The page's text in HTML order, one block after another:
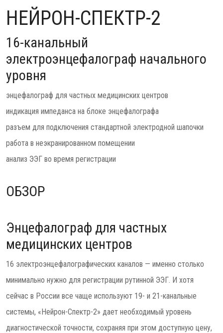
НЕЙРОН-СПЕКТР-2
16-канальный
электроэнцефалограф начального
уровня
энцефалограф для частных медицинских центров
индикация импеданса на блоке энцефалографа
разъем для подключения стандартной электродной шапочки
работа в неэкранированном помещении
анализ ЭЭГ во время регистрации
ОБЗОР
Энцефалограф для частных
медицинских центров
16 электроэнцефалографических каналов — именно столько
минимально нужно для регистрации рутинной ЭЭГ. И хотя
сейчас в России все чаще используют 19- и 21-канальные
системы, «Нейрон-Спектр-2» дает необходимый уровень
диагностической точности, сохраняя при этом доступную цену,